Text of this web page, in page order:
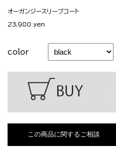
オーガンジースリーブコート
23,980 yen
color